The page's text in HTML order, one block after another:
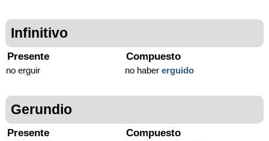
Infinitivo
Presente
no erguir
Compuesto
no habererguido
Gerundio
Presente Compuesto